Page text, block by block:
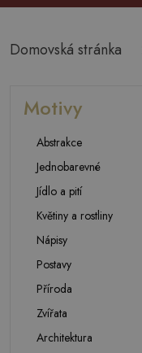
Domovská stránka
Motivy
Abstrakce
Jednobarevné
Jídlo a pití
Květiny a rostliny
Nápisy
Postavy
Příroda
Zvířata
Architektura